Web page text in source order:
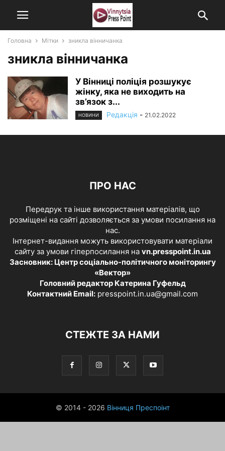
Головна Мітки зникла вінничанка
зникла вінничанка
У Вінниці поліція розшукує
жінку, яка не виходить на
зв’язок з...
НОВИНИ Редакція - 21.02.2022
ПРО НАС
Передрук та інше використання матеріалів, що
розміщені на сайті дозволяється за умови посилання на
нас.
Інтернет-видання можуть використовувати матеріали
сайту за умови гіперпосилання на vn.presspoint.in.ua
Засновник: Центр соціально-політичного моніторингу
«Вектор»
Головний редактор Катерина Гуфельд
Контактний Email: presspoint.in.ua@gmail.com
СТЕЖТЕ ЗА НАМИ
© 2014 - 2026 Вінниця Преспоінт